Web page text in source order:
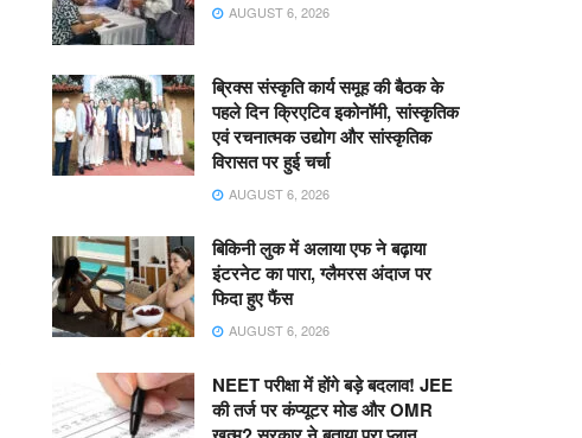
AUGUST 6, 2026
ब्रिक्स संस्कृति कार्य समूह की बैठक के
पहले दिन क्रिएटिव इकोनॉमी, सांस्कृतिक
एवं रचनात्मक उद्योग और सांस्कृतिक
विरासत पर हुई चर्चा
AUGUST 6, 2026
बिकिनी लुक में अलाया एफ ने बढ़ाया
इंटरनेट का पारा, ग्लैमरस अंदाज पर
फिदा हुए फैंस
AUGUST 6, 2026
NEET परीक्षा में होंगे बड़े बदलाव! JEE
की तर्ज पर कंप्यूटर मोड और OMR